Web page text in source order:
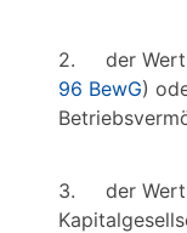
2. der Wert
96 BewG)
3. der Wert